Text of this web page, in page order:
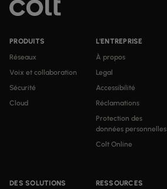
PRODUITS
Réseaux
Voix et collaboration
Sécurité
Cloud
DES SOLUTIONS
RESSOURCES
L'ENTREPRISE
À propos
Legal
Accessibilité
Réclamations
Protection des
données personnelles
Colt Online